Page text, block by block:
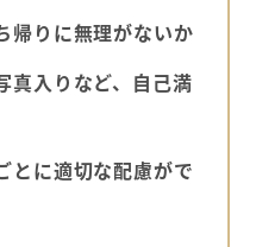
りに無理がないか
入りなど、自己満
に適切な配慮がで